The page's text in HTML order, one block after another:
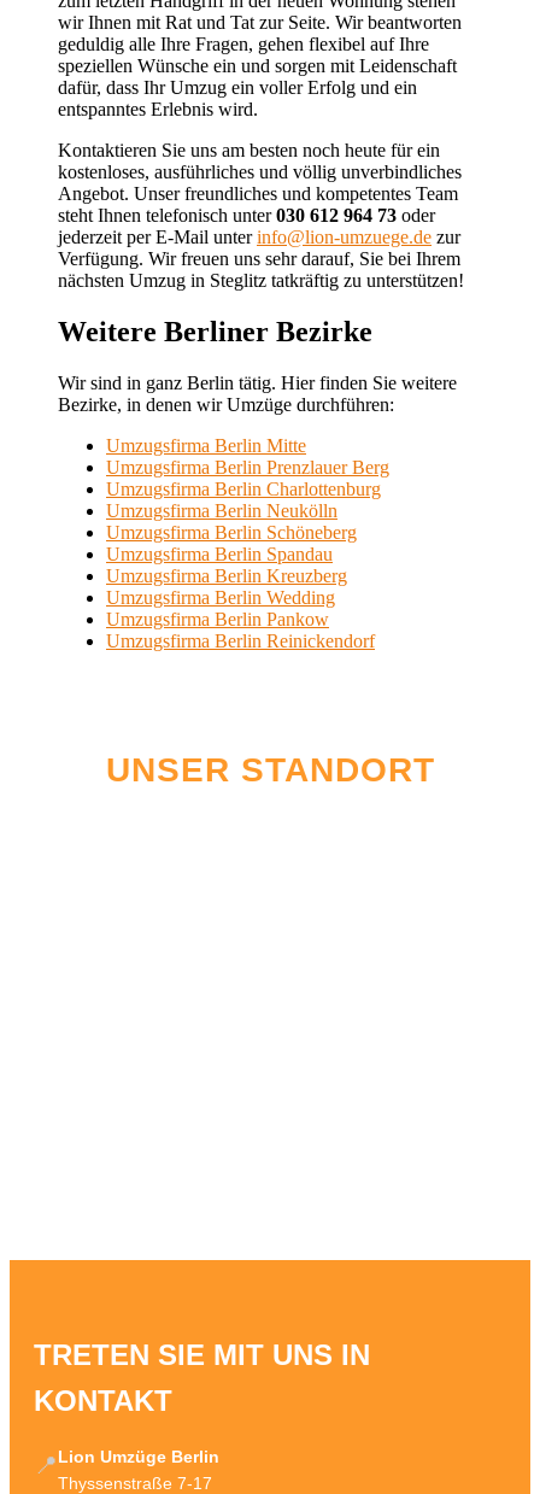
wir Ihnen mit Rat und Tat zur Seite. Wir beantworten
geduldig alle Ihre Fragen, gehen flexibel auf Ihre
speziellen Wünsche ein und sorgen mit Leidenschaft
dafür, dass Ihr Umzug ein voller Erfolg und ein
entspanntes Erlebnis wird.
Kontaktieren Sie uns am besten noch heute für ein
kostenloses, ausführliches und völlig unverbindliches
Angebot. Unser freundliches und kompetentes Team
steht Ihnen telefonisch unter030 612 964 73 oder
jederzeit per E-Mail unterinfo@lion-umzuege.de zur
Verfügung. Wir freuen uns sehr darauf, Sie bei Ihrem
nächsten Umzug in Steglitz tatkräftig zu unterstützen!
Weitere Berliner Bezirke
Wir sind in ganz Berlin tätig. Hier finden Sie weitere
Bezirke, in denen wir Umzüge durchführen:
Umzugsfirma Berlin Mitte
Umzugsfirma Berlin Prenzlauer Berg
Umzugsfirma Berlin Charlottenburg
Umzugsfirma Berlin Neukölln
Umzugsfirma Berlin Schöneberg
Umzugsfirma Berlin Spandau
Umzugsfirma Berlin Kreuzberg
Umzugsfirma Berlin Wedding
Umzugsfirma Berlin Pankow
Umzugsfirma Berlin Reinickendorf
UNSER STANDORT
TRETEN SIE MIT UNS IN
KONTAKT
📍Lion Umzüge Berlin
Thyssenstraße 7-17